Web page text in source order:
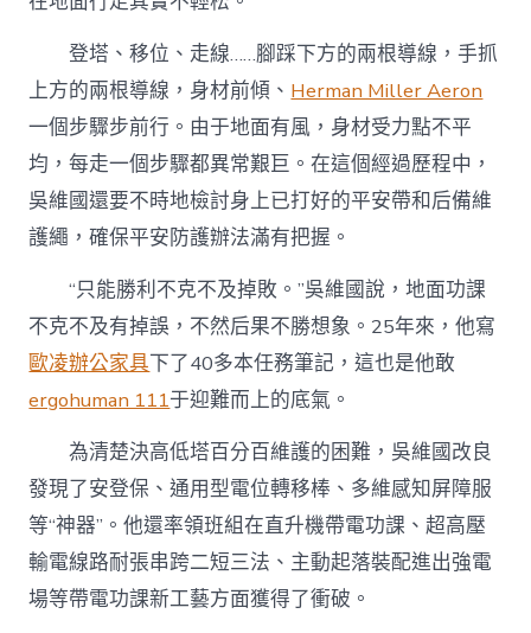
登塔、移位、走線……腳踩下方的兩根導線，手抓
上方的兩根導線，身材前傾、 Herman Miller Aeron
一個步驟步前行。由于地面有風，身材受力點不平
均，每走一個步驟都異常艱巨。在這個經過歷程中，
吳維國還要不時地檢討身上已打好的平安帶和后備維
護繩，確保平安防護辦法滿有把握。
“只能勝利不克不及掉敗。”吳維國說，地面功課
不克不及有掉誤，不然后果不勝想象。25年來，他寫
歐凌辦公家具下了40多本任務筆記，這也是他敢
ergohuman 111于迎難而上的底氣。
為清楚決高低塔百分百維護的困難，吳維國改良
發現了安登保、通用型電位轉移棒、多維感知屏障服
等“神器”。他還率領班組在直升機帶電功課、超高壓
輸電線路耐張串跨二短三法、主動起落裝配進出強電
場等帶電功課新工藝方面獲得了衝破。